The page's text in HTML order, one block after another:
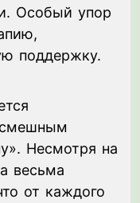
Особый упор
поддержку.
смешным
Несмотря на
весьма
от каждого